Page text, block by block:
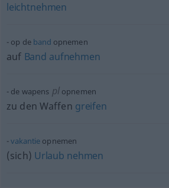
leichtnehmen
op de band opnemen
auf Band aufnehmen
de wapens plopnemen
zu den Waffen greifen
vakantie opnemen
(sich) Urlaub nehmen